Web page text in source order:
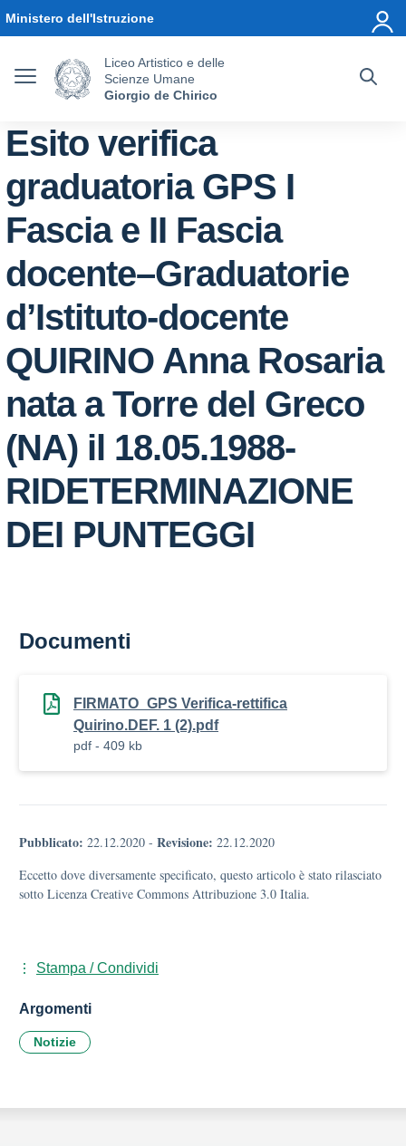
Ministero dell'Istruzione
Liceo Artistico e delle
Scienze Umane
Giorgio de Chirico
Esito verifica
graduatoria GPS I
Fascia e II Fascia
docente–Graduatorie
d’Istituto-docente
QUIRINO Anna Rosaria
nata a Torre del Greco
(NA) il 18.05.1988-
RIDETERMINAZIONE
DEI PUNTEGGI
Documenti
FIRMATO_GPS Verifica-rettifica
Quirino.DEF. 1 (2).pdf
pdf - 409 kb
Pubblicato: 22.12.2020 - Revisione: 22.12.2020
Eccetto dove diversamente specificato, questo articolo è stato rilasciato
sotto Licenza Creative Commons Attribuzione 3.0 Italia.
Stampa / Condividi
Argomenti
Notizie